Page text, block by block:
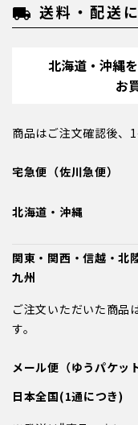
local_shipping 送料・配送
北海道・沖縄
お
商品はご注文確認後、
宅急便（佐川急便）
北海道・沖縄
関東・関西・信越・北
九州
ご注文いただいた商品
す。
メール便（ゆうパケット
日本全国(1通につき)